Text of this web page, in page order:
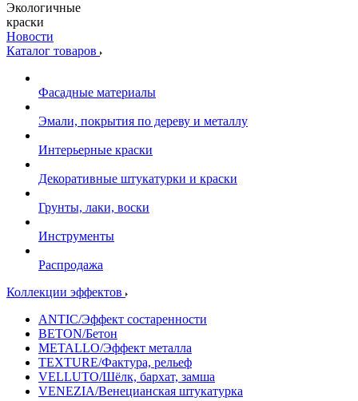
Экологичные
краски
Новости
Каталог товаров
Фасадные материалы
Эмали, покрытия по дереву и металлу
Интерьерные краски
Декоративные штукатурки и краски
Грунты, лаки, воски
Инструменты
Распродажа
Коллекции эффектов
ANTIC/Эффект состаренности
BETON/Бетон
METALLO/Эффект металла
TEXTURE/Фактура, рельеф
VELLUTO/Шёлк, бархат, замша
VENEZIA/Венецианская штукатурка